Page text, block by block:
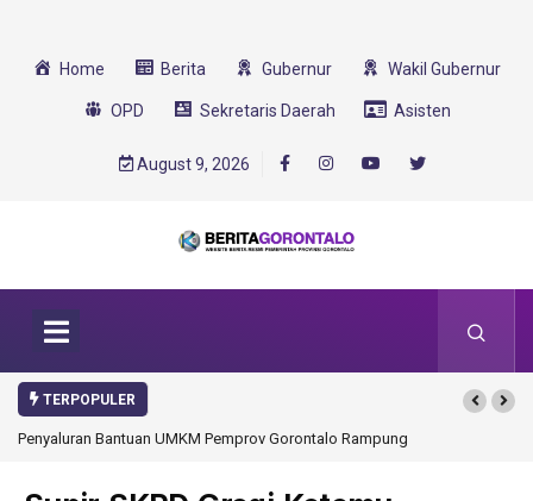
Home Berita Gubernur Wakil Gubernur
OPD Sekretaris Daerah Asisten
August 9, 2026
TERPOPULER
Penyaluran Bantuan UMKM Pemprov Gorontalo Rampung